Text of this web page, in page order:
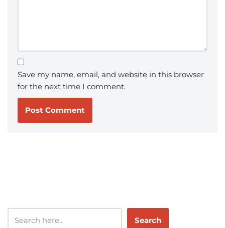
Save my name, email, and website in this browser
for the next time I comment.
Search